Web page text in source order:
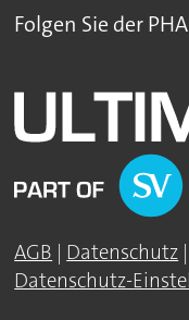
Folgen Sie der
AGB | Datenschutz |
Datenschutz-